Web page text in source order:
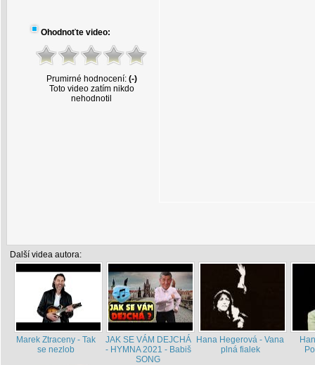
Ohodnoťte video:
Prumirné hodnocení: (-)
Toto video zatím nikdo
nehodnotil
Další videa autora:
Marek Ztraceny - Tak
se nezlob
JAK SE VÁM DEJCHÁ
- HYMNA 2021 - Babiš
SONG
Hana Hegerová - Vana
plná fialek